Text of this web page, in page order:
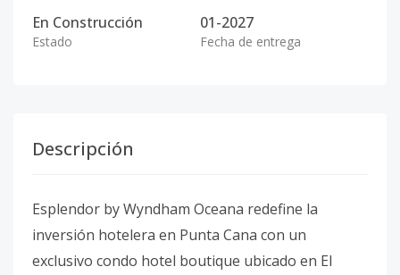
En Construcción
Estado
01-2027
Fecha de entrega
Descripción
Esplendor by Wyndham Oceana redefine la
inversión hotelera en Punta Cana con un
exclusivo condo hotel boutique ubicado en El